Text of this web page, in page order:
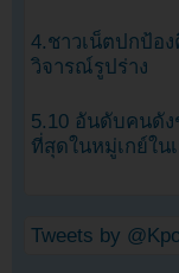
4.ชาวเน็ตปกป้อ
วิจารณ์รูปร่าง
5.10 อันดับคนดั
ที่สุดในหมู่เกย์ใน
Tweets by